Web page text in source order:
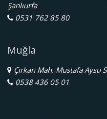
Şanlıurfa
0531 762 85 80
Muğla
Çırkan Mah. Mustafa
0538 436 05 01